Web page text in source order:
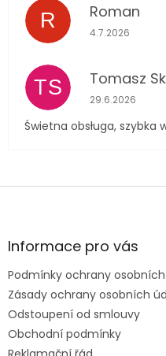
R Roman
Hodnocení
4.7.2026
TS Tomasz
Hodnocení
29.6.2026
Świetna obsługa, szybka
Z
aInformace pro vás
Podmínky ochrany
Zásady ochrany osobních
Odstoupení od smlouvy
Obchodní podmínky